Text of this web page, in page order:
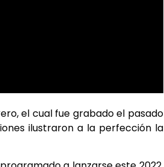
el cual fue grabado el pasado
ilustraron a la perfección la